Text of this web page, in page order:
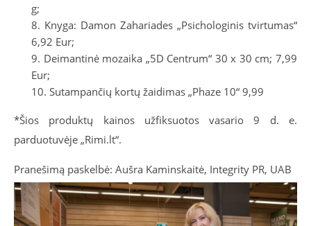
g;
Knyga: Damon Zahariades „Psichologinis tvirtumas“
6,92 Eur;
Deimantinė mozaika „5D Centrum“ 30 x 30 cm; 7,99
Eur;
Sutampančių kortų žaidimas „Phaze 10“ 9,99
*Šios produktų kainos užfiksuotos vasario 9 d. e.
parduotuvėje „Rimi.lt“.
Pranešimą paskelbė: Aušra Kaminskaitė, Integrity PR, UAB